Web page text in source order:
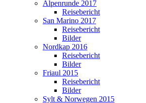
Alpenrunde 2017
Reisebericht
San Marino 2017
Reisebericht
Bilder
Nordkap 2016
Reisebericht
Bilder
Friaul 2015
Reisebericht
Bilder
Sylt & Norwegen 2015